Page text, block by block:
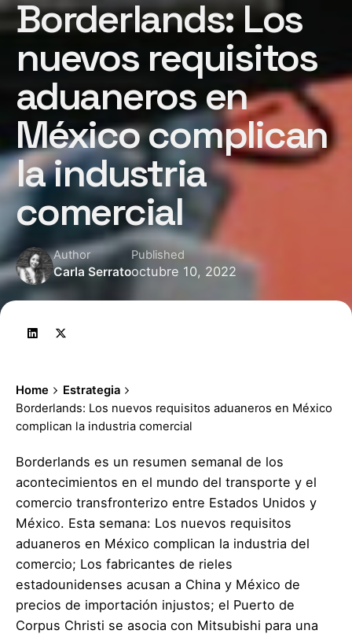
Borderlands: Los
nuevos requisitos
aduaneros en
México complican
la industria
comercial
Author
Carla Serrato
Published
octubre 10, 2022
Home
Estrategia
Borderlands: Los nuevos requisitos aduaneros en México
complican la industria comercial
Borderlands es un resumen semanal de los
acontecimientos en el mundo del transporte y el
comercio transfronterizo entre Estados Unidos y
México. Esta semana: Los nuevos requisitos
aduaneros en México complican la industria del
comercio; Los fabricantes de rieles
estadounidenses acusan a China y México de
precios de importación injustos; el Puerto de
Corpus Christi se asocia con Mitsubishi para una